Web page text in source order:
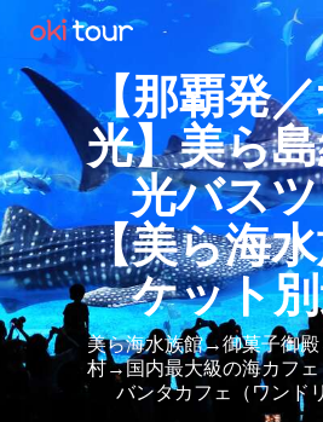
【那覇発
光】美ら
光バス
【美ら海
ケット
美ら海水族館→御菓子御
村→国内最大級の海カフェ
バンタカフェ（ワンド